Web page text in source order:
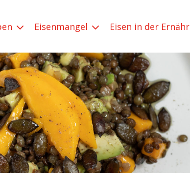
Eisenmangel Eisen in der